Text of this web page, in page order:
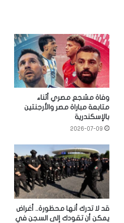
وفاة مشجع مصري أثناء
متابعة مباراة مصر والأرجنتين
بالإسكندرية
2026-07-09
قد لا تدرك أنها محظورة.. أغراض
يمكن أن تقودك إلى السجن في